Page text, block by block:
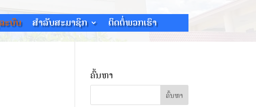
ະບົບ ສຳລັບສະມາຊິກ ຕິດຕໍ່ພວກເຮົາ
ຄົ້ນຫາ